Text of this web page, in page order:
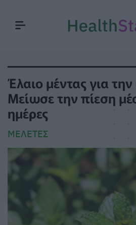
Έλαιο μέντας για
Μείωσε την πίεση
ημέρες
ΜΕΛΈΤΕΣ